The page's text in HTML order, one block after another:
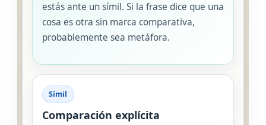
estás ante un símil. Si la frase dice que una
cosa es otra sin marca comparativa,
probablemente sea metáfora.
Símil
Comparación explícita